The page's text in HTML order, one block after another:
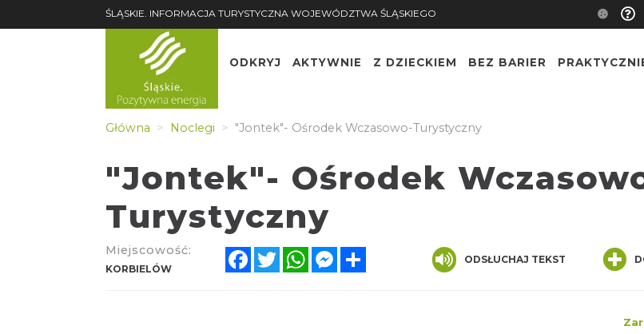
ŚLĄSKIE. INFORMACJA TURYSTYCZNA WOJEWÓDZTWA ŚLĄSKIEGO
ODKRYJ AKTYWNIE Z DZIECKIEM BEZ BARIER
Główna Noclegi "Jontek"- Ośrodek Wczasowo-Turystyczny
"Jontek"- Ośrodek
Turystyczny
Miejscowość:
KORBIELÓW
FacebookTwitterWhatsAppMessenger ODSŁUCHAJ TEKST